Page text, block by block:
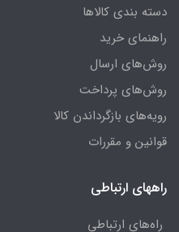
دسته بندی کالاها
راهنمای خرید
روش‌های ارسال
روش‌های پرداخت
رویه‌های بازگرداندن کالا
قوانین و مقررات
راههای ارتباطی
راه‌های ارتباطی